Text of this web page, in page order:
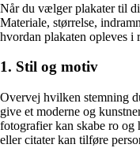
Når du vælger plakater til
Materiale, størrelse,
hvordan plakaten opleves i
1. Stil og motiv
Overvej hvilken stemning
give et moderne og
fotografier kan skabe ro
eller citater kan tilføre